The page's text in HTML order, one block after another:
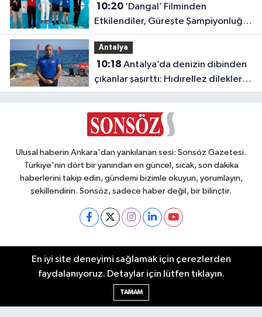
10:20‘Dangal’ Filminden
Etkilendiler, Güreşte Şampiyonluğa
Doymadılar!
Antalya
10:18
çıkanlar şaşırttı: Hıdırellez dilekleri
bile aylardır orada
Ulusal haberin Ankara'dan yankılanan sesi: Sonsöz Gazetesi.
Türkiye'nin dört bir yanından en güncel, sıcak, son dakika
haberlerini takip edin, gündemi bizimle okuyun, yorumlayın,
şekillendirin. Sonsöz, sadece haber değil, bir bilinçtir.
Ankara Hava Durumu
Ankara Namaz Vakitleri
Ankara Trafik Yoğunluk Haritası
En iyi site deneyimi sağlamak için çerezlerden
faydalanıyoruz. Detaylar için lütfen tıklayın.
TAMAM